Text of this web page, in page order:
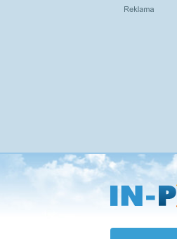
Přejít
na
hlavní
obsah